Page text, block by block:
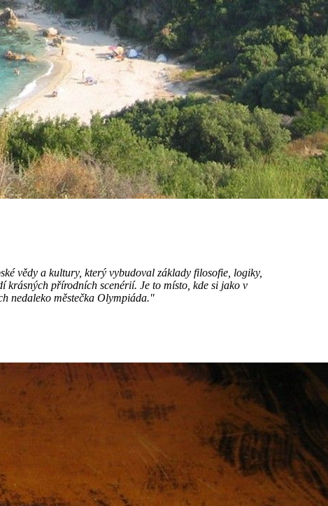
vědy a kultury, který vybudoval základy filosofie, logiky,
krásných přírodních scenérií. Je to místo, kde si jako v
nedaleko městečka Olympiáda."